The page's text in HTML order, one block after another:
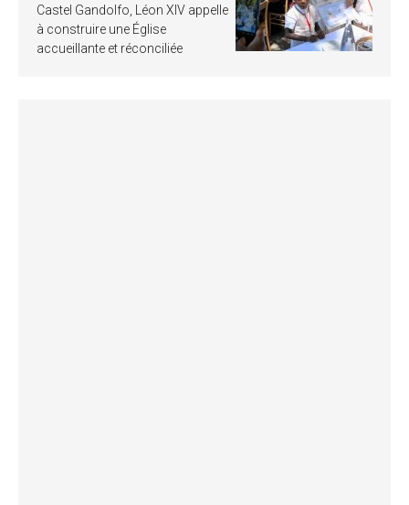
Castel Gandolfo, Léon XIV appelle
à construire une Église
accueillante et réconciliée